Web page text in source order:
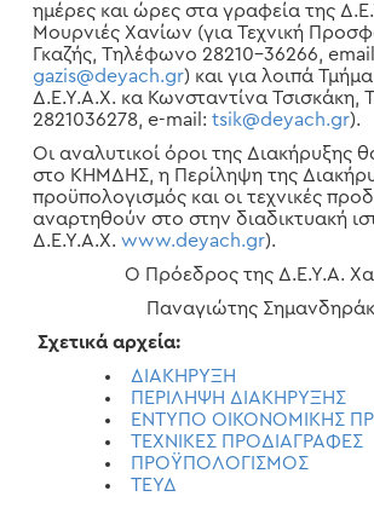
ημέρες και ώρες στα γραφεία της
Μουρνιές Χανίων (για Τεχνική
Γκαζής, Τηλέφωνο 28210-36266, email
gazis@deyach.gr) και για λοιπά
Δ.Ε.Υ.Α.Χ. κα Κωνσταντίνα Τσισκάκη,
2821036278, e-mail: tsik@deyach.gr).
Οι αναλυτικοί όροι της Διακήρυξης
στο ΚΗΜΔΗΣ, η Περίληψη της
προϋπολογισμός και οι τεχνικές
αναρτηθούν στο στην διαδικτυακή
Δ.Ε.Υ.Α.Χ. www.deyach.gr).
Ο Πρόεδρος της Δ.Ε.Υ.Α.
Παναγιώτης
Σχετικά αρχεία:
ΔΙΑΚΗΡΥΞΗ
ΠΕΡΙΛΗΨΗ ΔΙΑΚΗΡΥΞΗΣ
ΕΝΤΥΠΟ ΟΙΚΟΝΟΜΙΚΗΣ
ΤΕΧΝΙΚΕΣ ΠΡΟΔΙΑΓΡΑΦΕΣ
ΠΡΟΫΠΟΛΟΓΙΣΜΟΣ
ΤΕΥΔ